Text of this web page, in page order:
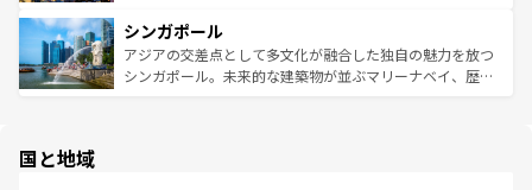
参照してほしい。
激する。気候は一年中温暖で、どの季節にも異なる楽しみ
が待っている。親しみやすいタイの人々、仏教を中心とし
た文化、そして多様な観光資源が、訪れる旅人を魅了し続
み、どこを訪れても感動するはず。観光スポットが密集し
ており、効率よく見どころを回れるのも魅力。息をのむよ
うな絶景から文化的な体験まで、香港を存分に楽しみ尽く
シンガポール
アジアの交差点として多文化が融合した独自の魅力を放つ
シンガポール。未来的な建築物が並ぶマリーナベイ、歴史
国と地域